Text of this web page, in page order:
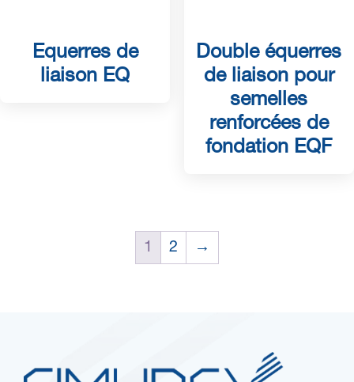
Equerres de
liaison EQ
Double équerres
de liaison pour
semelles
renforcées de
fondation EQF
1 2 →